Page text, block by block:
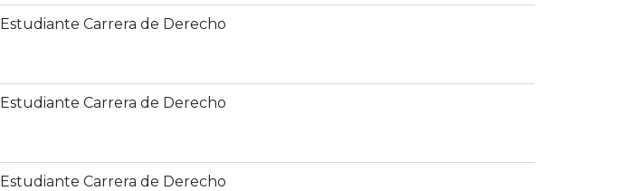
Estudiante Carrera de Derecho
Estudiante Carrera de Derecho
Estudiante Carrera de Derecho